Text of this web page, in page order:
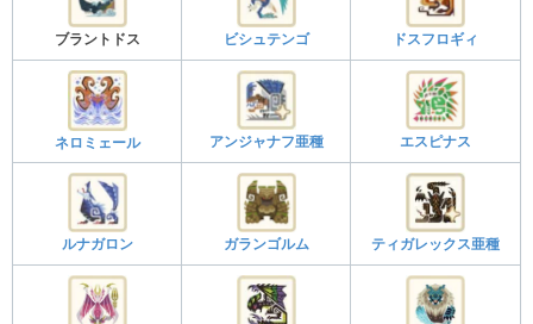
ブラントドス ビシュテンゴ ドスフロギィ
ネロミェール アンジャナフ亜種 エスピナス
ルナガロン ガランゴルム ティガレックス亜種